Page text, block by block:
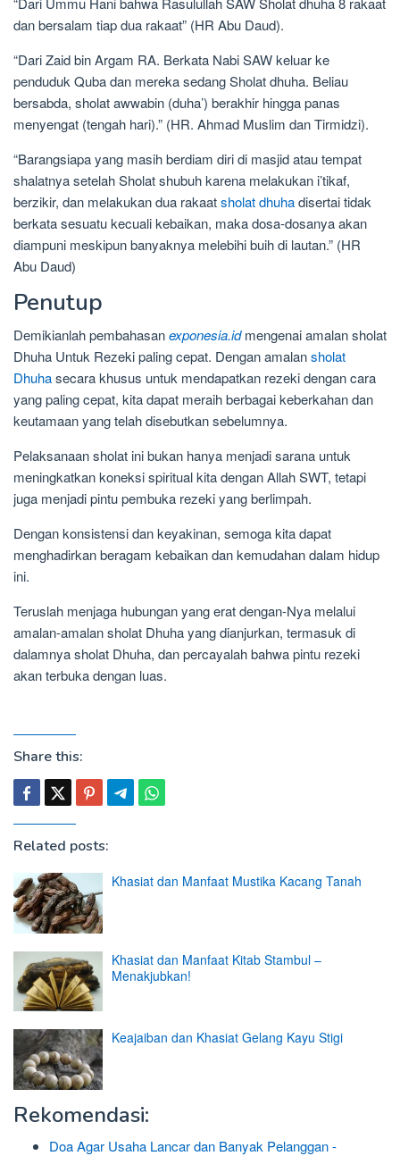
dan bersalam tiap dua rakaat” (HR Abu Daud).
“Dari Zaid bin Argam RA. Berkata Nabi SAW keluar ke
penduduk Quba dan mereka sedang Sholat dhuha. Beliau
bersabda, sholat awwabin (duha’) berakhir hingga panas
menyengat (tengah hari).” (HR. Ahmad Muslim dan Tirmidzi).
“Barangsiapa yang masih berdiam diri di masjid atau tempat
shalatnya setelah Sholat shubuh karena melakukan i’tikaf,
berzikir, dan melakukan dua rakaatsholat dhuhadisertai tidak
berkata sesuatu kecuali kebaikan, maka dosa-dosanya akan
diampuni meskipun banyaknya melebihi buih di lautan.” (HR
Abu Daud)
Penutup
Demikianlah pembahasanexponesia.idmengenai amalan sholat
Dhuha Untuk Rezeki paling cepat. Dengan amalansholat
Dhuhasecara khusus untuk mendapatkan rezeki dengan cara
yang paling cepat, kita dapat meraih berbagai keberkahan dan
keutamaan yang telah disebutkan sebelumnya.
Pelaksanaan sholat ini bukan hanya menjadi sarana untuk
meningkatkan koneksi spiritual kita dengan Allah SWT, tetapi
juga menjadi pintu pembuka rezeki yang berlimpah.
Dengan konsistensi dan keyakinan, semoga kita dapat
menghadirkan beragam kebaikan dan kemudahan dalam hidup
ini.
Teruslah menjaga hubungan yang erat dengan-Nya melalui
amalan-amalan sholat Dhuha yang dianjurkan, termasuk di
dalamnya sholat Dhuha, dan percayalah bahwa pintu rezeki
akan terbuka dengan luas.
Share this:
Related posts:
Khasiat dan Manfaat Mustika Kacang Tanah
Khasiat dan Manfaat Kitab Stambul –
Menakjubkan!
Keajaiban dan Khasiat Gelang Kayu Stigi
Rekomendasi:
Doa Agar Usaha Lancar dan Banyak Pelanggan -